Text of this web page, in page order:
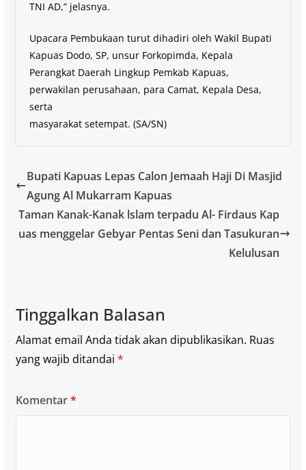
TNI AD,” jelasnya.
Upacara Pembukaan turut dihadiri oleh Wakil Bupati
Kapuas Dodo, SP, unsur Forkopimda, Kepala
Perangkat Daerah Lingkup Pemkab Kapuas,
perwakilan perusahaan, para Camat, Kepala Desa,
serta
masyarakat setempat. (SA/SN)
Bupati Kapuas Lepas Calon Jemaah Haji Di Masjid
Agung Al Mukarram Kapuas
Taman Kanak-Kanak lslam terpadu Al- Firdaus Kap
uas menggelar Gebyar Pentas Seni dan Tasukuran
Kelulusan
Tinggalkan Balasan
Alamat email Anda tidak akan dipublikasikan. Ruas
yang wajib ditandai *
Komentar*